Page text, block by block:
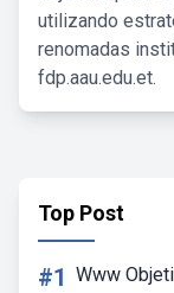
utilizando
renomadas
fdp.aau.edu.et.
Top Post
#1 Www